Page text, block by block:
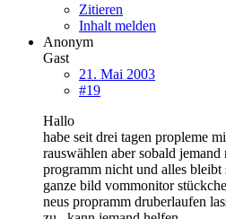
Zitieren
Inhalt melden
Anonym
Gast
21. Mai 2003
#19
Hallo
habe seit drei tagen propleme
rauswählen aber sobald
programm nicht und alles bleibt
ganze bild vommonitor
neus propramm druberlaufen